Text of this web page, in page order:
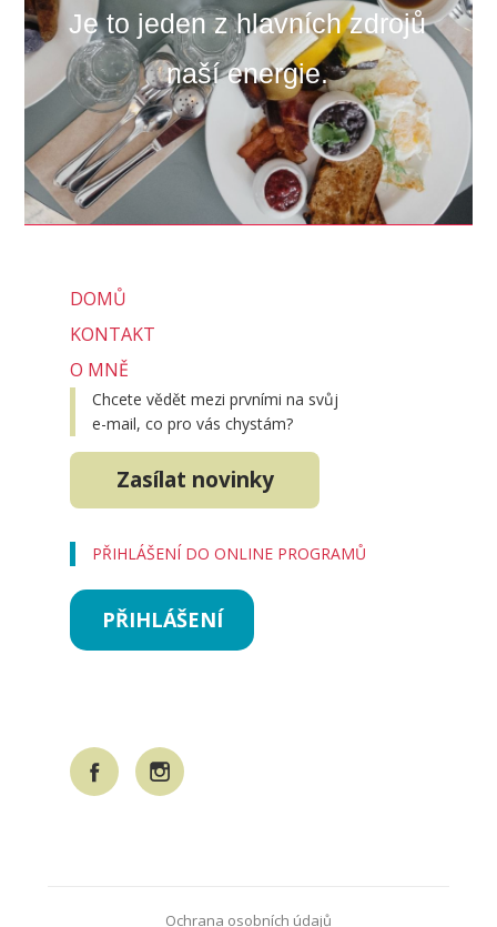
Je to jeden z hlavních zdrojů
naší energie.
DOMŮ
KONTAKT
O MNĚ
Chcete vědět mezi prvními na svůj
e-mail, co pro vás chystám?
Zasílat novinky
PŘIHLÁŠENÍ DO ONLINE PROGRAMŮ
PŘIHLÁŠENÍ
Ochrana osobních údajů